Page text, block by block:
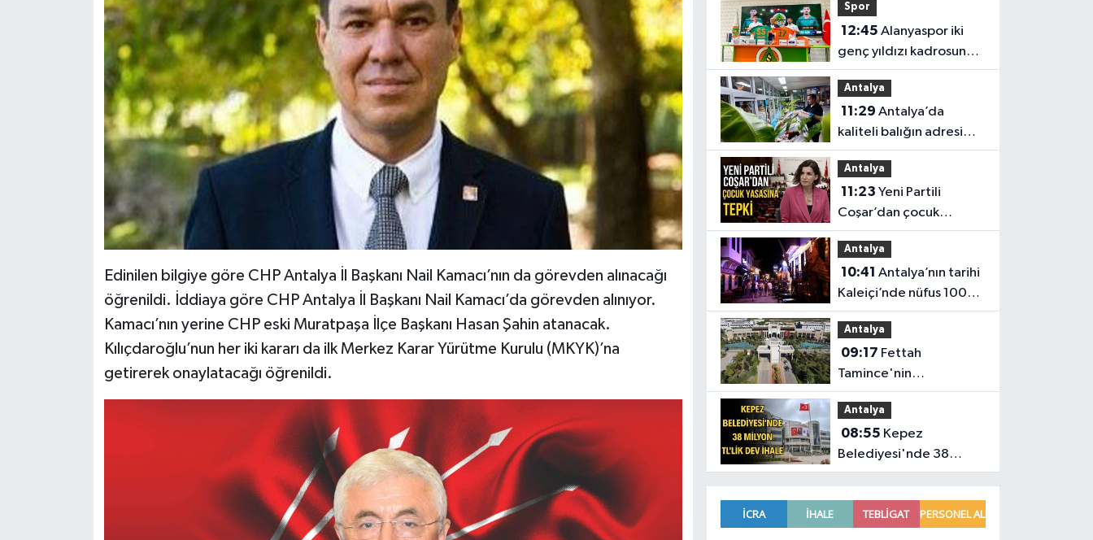
Edinilen bilgiye göre CHP Antalya İl Başkanı Nail Kamacı’nın da görevden alınacağı
öğrenildi. İddiaya göre CHP Antalya İl Başkanı Nail Kamacı’da görevden alınıyor.
Kamacı’nın yerine CHP eski Muratpaşa İlçe Başkanı Hasan Şahin atanacak.
Kılıçdaroğlu’nun her iki kararı da ilk Merkez Karar Yürütme Kurulu (MKYK)’na
getirerek onaylatacağı öğrenildi.
Spor
12:45
genç yıldızı kadrosuna
kattı
Antalya
11:29
kaliteli balığın adresi
Düden Balık Çarşısı oldu
Antalya
11:23
Coşar’dan çocuk
yasasına tepki
Antalya
10:41
Kaleiçi’nde nüfus 100
katına çıkıyor
Antalya
09:17
Tamince'nin
başkanlığındaki Antalya
Bilim Üniversitesi'nde
düzen değişti
Antalya
08:55
Belediyesi'nde 38
milyon TL'lik dev ihale